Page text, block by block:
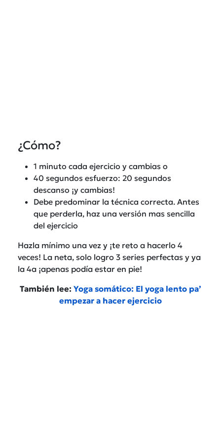
¿Cómo?
1 minuto cada ejercicio y cambias o
40 segundos esfuerzo: 20 segundos
descanso ¡y cambias!
Debe predominar la técnica correcta. Antes
que perderla, haz una versión mas sencilla
del ejercicio
Hazla mínimo una vez y ¡te reto a hacerlo 4
veces! La neta, solo logro 3 series perfectas y ya
la 4a ¡apenas podía estar en pie!
También lee: Yoga somático: El yoga lento pa’
empezar a hacer ejercicio